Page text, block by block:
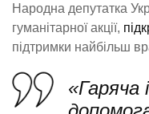
Народна депутатка
гуманітарної акції,
підтримки найбільш
«Гаряча